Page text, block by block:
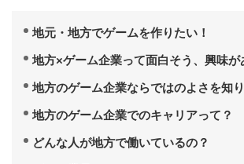
地元・地方でゲームを作りたい！
地方×ゲーム企業って面白そう、興味が
地方のゲーム企業ならではのよさを知り
地方のゲーム企業でのキャリアって？
どんな人が地方で働いているの？